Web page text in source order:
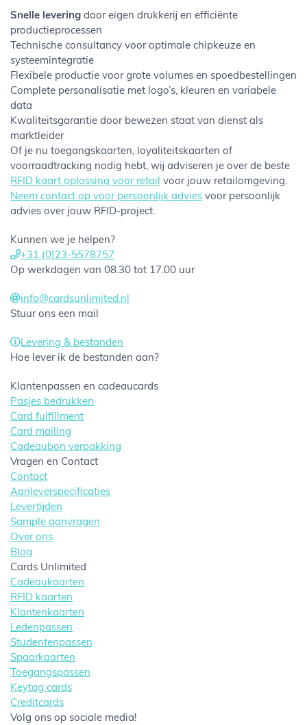
Snelle levering door eigen drukkerij en efficiënte
productieprocessen
Technische consultancy voor optimale chipkeuze en
systeemintegratie
Flexibele productie voor grote volumes en spoedbestellingen
Complete personalisatie met logo’s, kleuren en variabele
data
Kwaliteitsgarantie door bewezen staat van dienst als
marktleider
Of je nu toegangskaarten, loyaliteitskaarten of
voorraadtracking nodig hebt, wij adviseren je over de beste
RFID kaart oplossing voor retail voor jouw retailomgeving.
Neem contact op voor persoonlijk advies voor persoonlijk
advies over jouw RFID-project.
Kunnen we je helpen?
+31 (0)23-5578757
Op werkdagen van 08.30 tot 17.00 uur
info@cardsunlimited.nl
Stuur ons een mail
Levering & bestanden
Hoe lever ik de bestanden aan?
Klantenpassen en cadeaucards
Pasjes bedrukken
Card fulfillment
Card mailing
Cadeaubon verpakking
Vragen en Contact
Contact
Aanleverspecificaties
Levertijden
Sample aanvragen
Over ons
Blog
Cards Unlimited
Cadeaukaarten
RFID kaarten
Klantenkaarten
Ledenpassen
Studentenpassen
Spaarkaarten
Toegangspassen
Keytag cards
Creditcards
Volg ons op sociale media!